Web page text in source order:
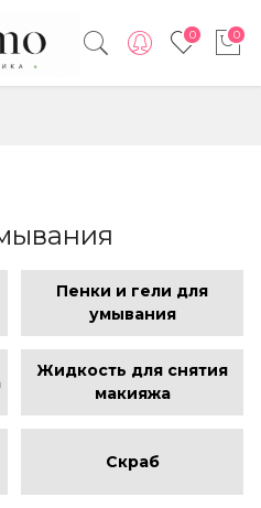
0 0
Пенки и гели для
умывания
Жидкость для снятия
макияжа
Скраб